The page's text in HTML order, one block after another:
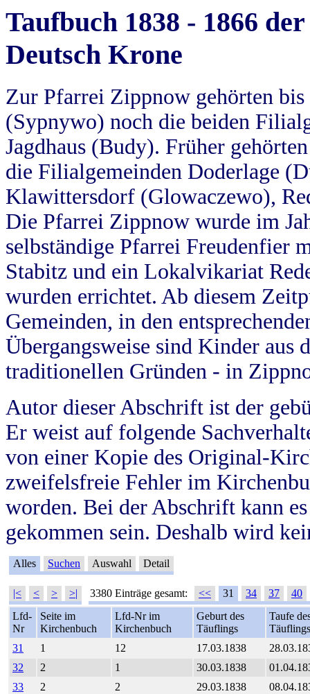
Taufbuch 1838 - 1866
Deutsch Krone
Zur Pfarrei Zippnow gehörten
(Sypnywo) noch die beiden
Jagdhaus (Budy). Früher
die Filialgemeinden Doderlage
Klawittersdorf (Glowaczewo),
Die Pfarrei Zippnow wurde im
selbständige Pfarrei Freudenfier
Stabitz und ein Lokalvikariat
wurden errichtet. Ab diesem
Gemeinden, in den
Übergangsweise sind Kinder aus
traditionellen Gründen - in
Autor dieser Abschrift ist der
Er weist auf folgende
von einer Kopie des Original-
zweifelsfreie Fehler im
worden. Bei der Abschrift kann
gekommen sein. Deshalb wird
Alles Suchen Auswahl Detail
|< < > >| 3380 Einträge gesamt: << 31 34 37
40
Lfd-
Nr
Seite im
Kirchenbuch
Lfd-Nr im
Kirchenbuch
Geburt des
Täuflings
Taufe
Täuflings
31
1 12 17.03.1838
32
2 1 30.03.1838
33
2 2 29.03.1838